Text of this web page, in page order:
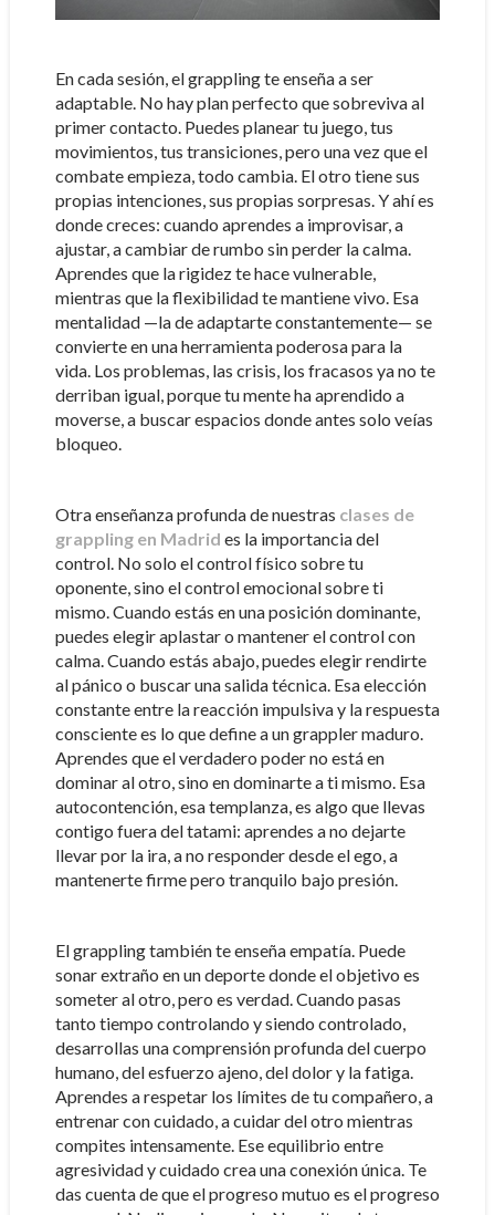
En cada sesión, el grappling te enseña a ser
adaptable. No hay plan perfecto que sobreviva al
primer contacto. Puedes planear tu juego, tus
movimientos, tus transiciones, pero una vez que el
combate empieza, todo cambia. El otro tiene sus
propias intenciones, sus propias sorpresas. Y ahí es
donde creces: cuando aprendes a improvisar, a
ajustar, a cambiar de rumbo sin perder la calma.
Aprendes que la rigidez te hace vulnerable,
mientras que la flexibilidad te mantiene vivo. Esa
mentalidad —la de adaptarte constantemente— se
convierte en una herramienta poderosa para la
vida. Los problemas, las crisis, los fracasos ya no te
derriban igual, porque tu mente ha aprendido a
moverse, a buscar espacios donde antes solo veías
bloqueo.
Otra enseñanza profunda de nuestras clases de
grappling en Madrid es la importancia del
control. No solo el control físico sobre tu
oponente, sino el control emocional sobre ti
mismo. Cuando estás en una posición dominante,
puedes elegir aplastar o mantener el control con
calma. Cuando estás abajo, puedes elegir rendirte
al pánico o buscar una salida técnica. Esa elección
constante entre la reacción impulsiva y la respuesta
consciente es lo que define a un grappler maduro.
Aprendes que el verdadero poder no está en
dominar al otro, sino en dominarte a ti mismo. Esa
autocontención, esa templanza, es algo que llevas
contigo fuera del tatami: aprendes a no dejarte
llevar por la ira, a no responder desde el ego, a
mantenerte firme pero tranquilo bajo presión.
El grappling también te enseña empatía. Puede
sonar extraño en un deporte donde el objetivo es
someter al otro, pero es verdad. Cuando pasas
tanto tiempo controlando y siendo controlado,
desarrollas una comprensión profunda del cuerpo
humano, del esfuerzo ajeno, del dolor y la fatiga.
Aprendes a respetar los límites de tu compañero, a
entrenar con cuidado, a cuidar del otro mientras
compites intensamente. Ese equilibrio entre
agresividad y cuidado crea una conexión única. Te
das cuenta de que el progreso mutuo es el progreso